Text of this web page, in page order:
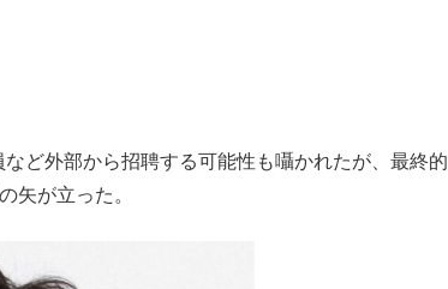
ど外部から招聘する可能性も囁かれたが、最終的
矢が立った。